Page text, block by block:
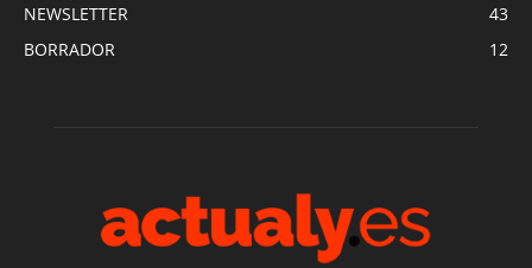
NEWSLETTER
43
BORRADOR
12